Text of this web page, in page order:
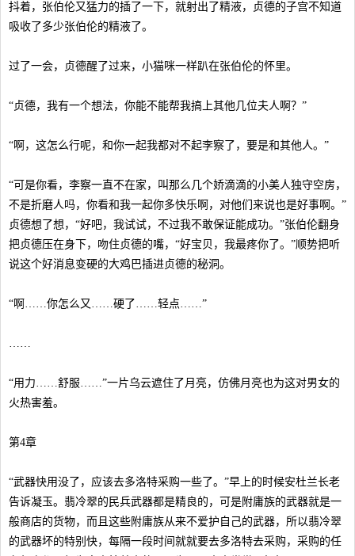
抖着，张伯伦又猛力的插了一下，就射出了精液，贞德的子宫不知道
吸收了多少张伯伦的精液了。
过了一会，贞德醒了过来，小猫咪一样趴在张伯伦的怀里。
“贞德，我有一个想法，你能不能帮我搞上其他几位夫人啊？”
“啊，这怎么行呢，和你一起我都对不起李察了，要是和其他人。”
“可是你看，李察一直不在家，叫那么几个娇滴滴的小美人独守空房，
不是折磨人吗，你看和我一起你多快乐啊，对他们来说也是好事啊。”
贞德想了想，“好吧，我试试，不过我不敢保证能成功。”张伯伦翻身
把贞德压在身下，吻住贞德的嘴，“好宝贝，我最疼你了。”顺势把听
说这个好消息变硬的大鸡巴插进贞德的秘洞。
“啊……你怎么又……硬了……轻点……”
……
“用力……舒服……”一片乌云遮住了月亮，仿佛月亮也为这对男女的
火热害羞。
第4章
“武器快用没了，应该去多洛特采购一些了。”早上的时候安杜兰长老
告诉凝玉。翡冷翠的民兵武器都是精良的，可是附庸族的武器就是一
般商店的货物，而且这些附庸族从来不爱护自己的武器，所以翡冷翠
的武器坏的特别快，每隔一段时间就就要去多洛特去采购，采购的任